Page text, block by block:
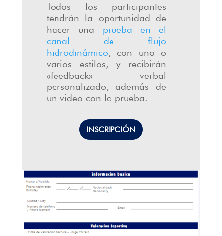
Todos los participantes
tendrán la oportunidad de
hacer una prueba en el
canal de flujo
hidrodinámico, con uno o
varios estilos, y recibirán
«feedback» verbal
personalizado, además de
un video con la prueba.
INSCRIPCIÓN